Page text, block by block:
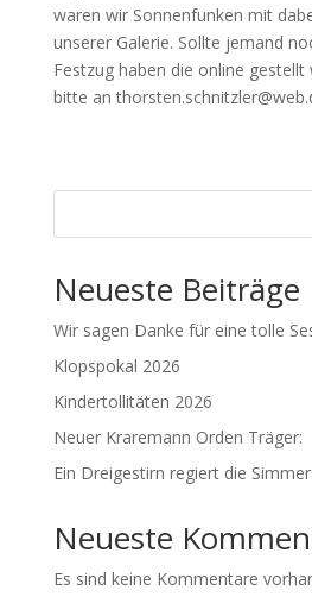
waren wir Sonnenfunken mit
unserer Galerie. Sollte jemand
Festzug haben die online gestellt
bitte an
Neueste Beiträge
Wir sagen Danke für eine tolle
Klopspokal 2026
Kindertollitäten 2026
Neuer Kraremann Orden Träger:
Ein Dreigestirn regiert die
Neueste
Es sind keine Kommentare